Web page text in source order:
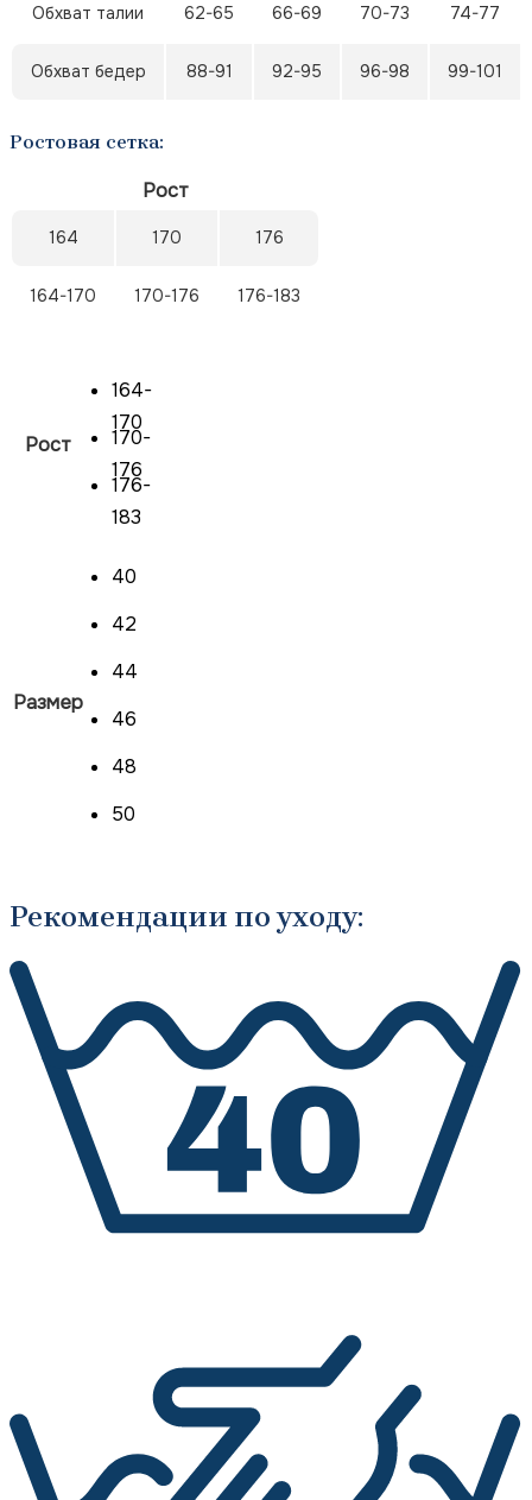
Обхват талии 62-65 66-69 70-73 74-77
Обхват бедер 88-91 92-95 96-98 99-101
Ростовая сетка:
Рост
164 170 176
164-170 170-176 176-183
Рост
164-
170
170-
176
176-
183
Размер
40
42
44
46
48
50
Рекомендации по уходу: